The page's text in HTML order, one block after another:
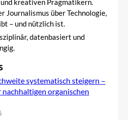
Journalismus über Technologie,
– und nützlich ist.
datenbasiert und
systematisch steigern –
organischen